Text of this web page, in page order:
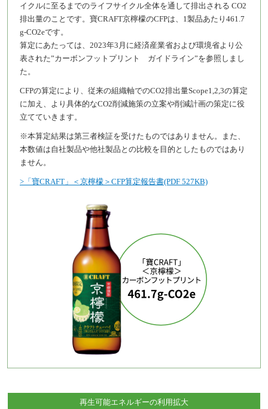
イクルに至るまでのライフサイクル全体を通して排出される CO2
排出量のことです。寶CRAFT京檸檬のCFPは、1製品あたり461.7
g-CO2eです。
算定にあたっては、2023年3月に経済産業省および環境省より公
表された”カーボンフットプリント ガイドライン”を参照しまし
た。
CFPの算定により、従来の組織軸でのCO2排出量Scope1,2,3の算定
に加え、より具体的なCO2削減施策の立案や削減計画の策定に役
立てていきます。
※本算定結果は第三者検証を受けたものではありません。また、
本数値は自社製品や他社製品との比較を目的としたものではあり
ません。
>「寶CRAFT」＜京檸檬＞CFP算定報告書(PDF 527KB)
再生可能エネルギーの利用拡大